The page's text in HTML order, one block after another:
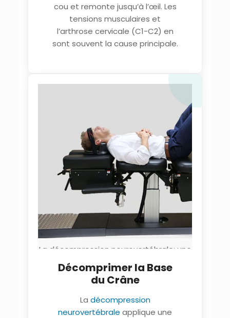
cou et remonte jusqu’à l’œil. Les
tensions musculaires et
l’arthrose cervicale (C1-C2) en
sont souvent la cause principale.
La décompression neurovertébrale: une
alternative non-invasive pour votre cou.
Clinique TAGMED Montréal Terrebonne
Décomprimer la Base
du Crâne
La décompression
neurovertébrale applique une